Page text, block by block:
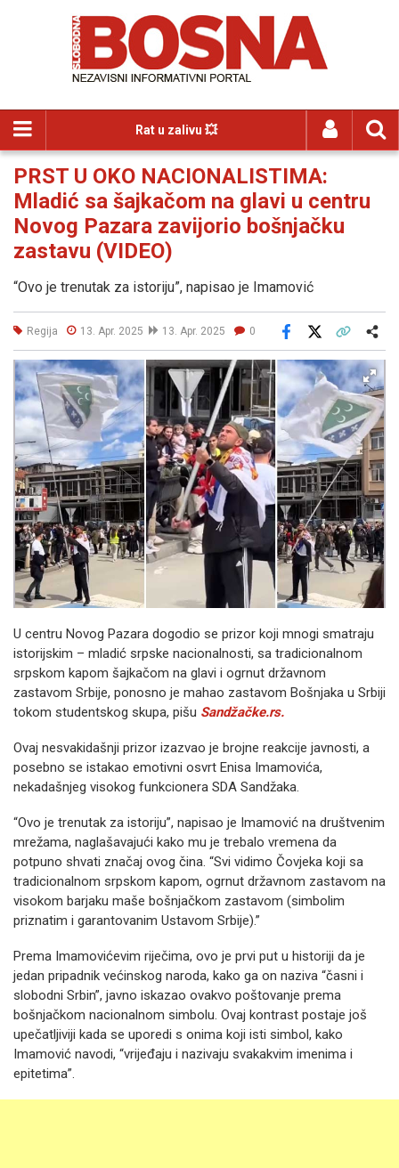
Rat u zalivu 💥
PRST U OKO NACIONALISTIMA:
Mladić sa šajkačom na glavi u centru
Novog Pazara zavijorio bošnjačku
zastavu (VIDEO)
“Ovo je trenutak za istoriju”, napisao je Imamović
Regija 13. Apr. 2025 13. Apr. 2025 0
Facebook
U centru Novog Pazara dogodio se prizor koji mnogi smatraju
istorijskim – mladić srpske nacionalnosti, sa tradicionalnom
srpskom kapom šajkačom na glavi i ogrnut državnom
zastavom Srbije, ponosno je mahao zastavom Bošnjaka u Srbiji
tokom studentskog skupa, pišu Sandžačke.rs.
Ovaj nesvakidašnji prizor izazvao je brojne reakcije javnosti, a
posebno se istakao emotivni osvrt Enisa Imamovića,
nekadašnjeg visokog funkcionera SDA Sandžaka.
“Ovo je trenutak za istoriju”, napisao je Imamović na društvenim
mrežama, naglašavajući kako mu je trebalo vremena da
potpuno shvati značaj ovog čina. “Svi vidimo Čovjeka koji sa
tradicionalnom srpskom kapom, ogrnut državnom zastavom na
visokom barjaku maše bošnjačkom zastavom (simbolim
priznatim i garantovanim Ustavom Srbije).”
Prema Imamovićevim riječima, ovo je prvi put u historiji da je
jedan pripadnik većinskog naroda, kako ga on naziva “časni i
slobodni Srbin”, javno iskazao ovakvo poštovanje prema
bošnjačkom nacionalnom simbolu. Ovaj kontrast postaje još
upečatljiviji kada se uporedi s onima koji isti simbol, kako
Imamović navodi, “vrijeđaju i nazivaju svakakvim imenima i
epitetima”.